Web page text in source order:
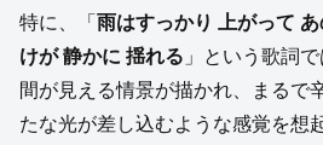
特に、「 雨はすっかり 上がって
けが 静かに 揺れる 」という歌詞
間が見える情景が描かれ、まるで
たな光が差し込むような感覚を想